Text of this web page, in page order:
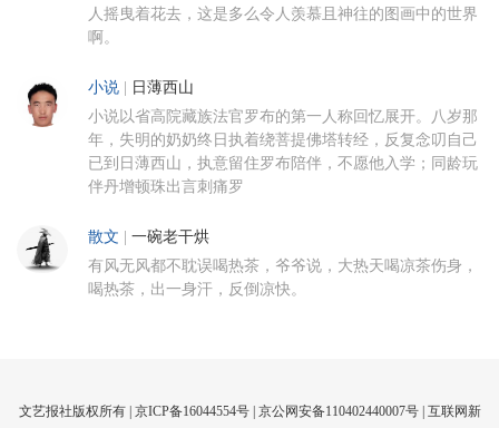
人摇曳着花去，这是多么令人羡慕且神往的图画中的世界
啊。
小说 日薄西山
小说以省高院藏族法官罗布的第一人称回忆展开。八岁那
年，失明的奶奶终日执着绕菩提佛塔转经，反复念叨自己
已到日薄西山，执意留住罗布陪伴，不愿他入学；同龄玩
伴丹增顿珠出言刺痛罗
散文 一碗老干烘
有风无风都不耽误喝热茶，爷爷说，大热天喝凉茶伤身，
喝热茶，出一身汗，反倒凉快。
文艺报社版权所有 | 京ICP备16044554号| 京公网安备110402440007号 | 互联网新